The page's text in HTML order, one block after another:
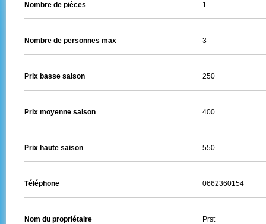
Nombre de pièces 1
Nombre de personnes max 3
Prix basse saison 250
Prix moyenne saison 400
Prix haute saison 550
Téléphone 0662360154
Nom du propriétaire Prst